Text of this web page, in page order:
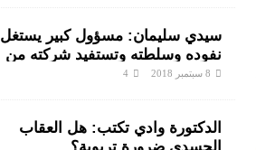
سيدي سليمان: مسؤول كبير يستغل
نفوده وسلطته وتستفيد شركته من
مشاريع القطاع
8 سبتمبر 2018 4
الدكتورة وادي تكتب: هل العقاب